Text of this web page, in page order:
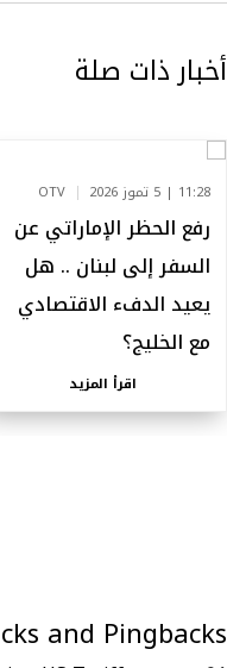
أخبار ذات صلة
11:28 | 5 تموز 2026 OTV
رفع الحظر الإماراتي عن
السفر إلى لبنان .. هل
يعيد الدفء الاقتصادي
مع الخليج؟
اقرأ المزيد
and Pingbacks